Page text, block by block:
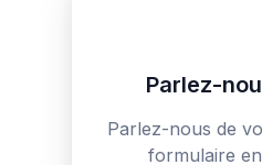
Parlez-
Parlez-nous de
formulaire